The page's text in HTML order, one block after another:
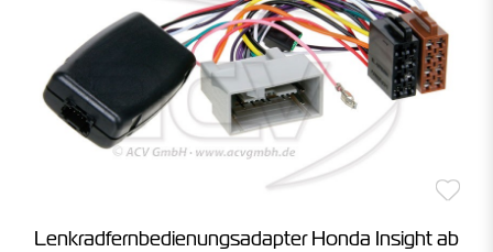
Lenkradfernbedienungsadapter Honda Insight ab